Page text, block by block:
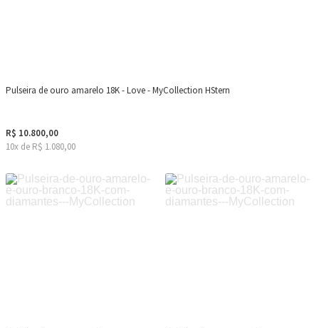
Pulseira de ouro amarelo 18K - Love - MyCollection HStern
R$ 10.800,00
10x de R$ 1.080,00